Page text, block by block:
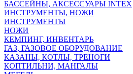
БАССЕЙНЫ, АКСЕССУАРЫ INTEX
ИНСТРУМЕНТЫ, НОЖИ
ИНСТРУМЕНТЫ
НОЖИ
КЕМПИНГ, ИНВЕНТАРЬ
ГАЗ, ГАЗОВОЕ ОБОРУДОВАНИЕ
КАЗАНЫ, КОТЛЫ, ТРЕНОГИ
КОПТИЛЬНИ, МАНГАЛЫ